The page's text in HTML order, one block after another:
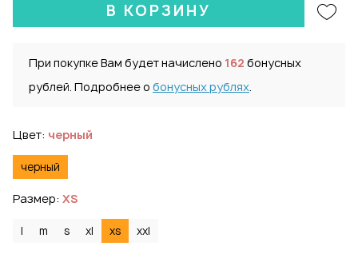
В КОРЗИНУ
При покупке Вам будет начислено 162 бонусных
рублей. Подробнее о бонусных рублях.
Цвет: черный
черный
Размер: XS
l m s xl xs xxl